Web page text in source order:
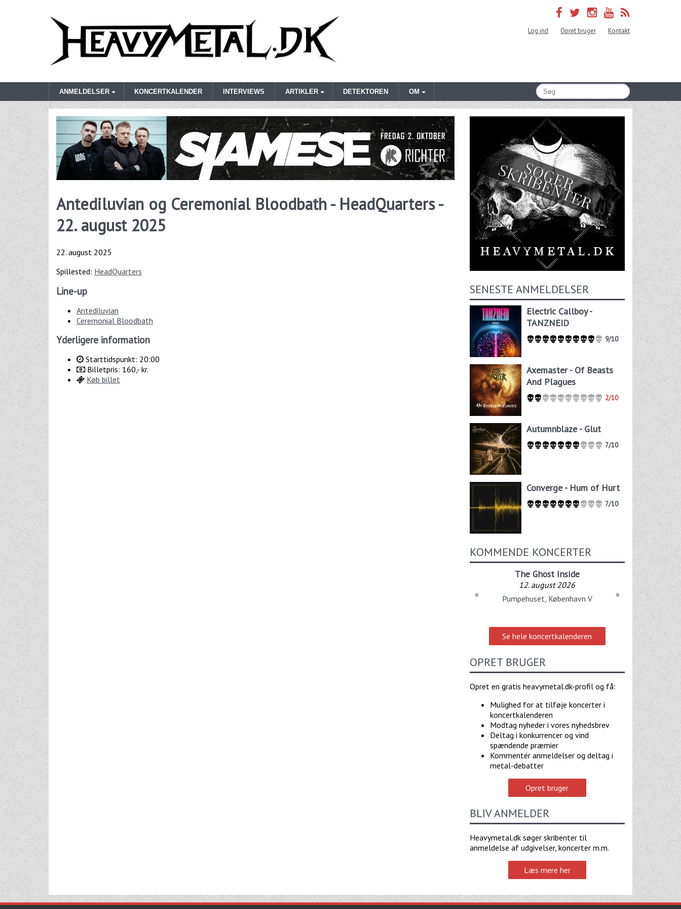
Log ind Opret bruger Kontakt
ANMELDELSER KONCERTKALENDER INTERVIEWS ARTIKLER DETEKTOREN OM
Antediluvian og Ceremonial Bloodbath - HeadQuarters -
22. august 2025
22. august 2025
Spillested: HeadQuarters
Line-up
Antediluvian
Ceremonial Bloodbath
Yderligere information
Starttidspunkt: 20:00
Billetpris: 160,- kr.
Køb billet
SENESTE ANMELDELSER
Electric Callboy -
TANZNEID
9/10
Axemaster - Of Beasts
And Plagues
2/10
Autumnblaze - Glut
7/10
Converge - Hum of Hurt
7/10
KOMMENDE KONCERTER
The Ghost Inside
12. august 2026
Pumpehuset, København V
« »
Se hele koncertkalenderen
OPRET BRUGER
Opret en gratis heavymetal.dk-profil og få:
Mulighed for at tilføje koncerter i
koncertkalenderen
Modtag nyheder i vores nyhedsbrev
Deltag i konkurrencer og vind
spændende præmier
Kommentér anmeldelser og deltag i
metal-debatter
Opret bruger
BLIV ANMELDER
Heavymetal.dk søger skribenter til
anmeldelse af udgivelser, koncerter m.m.
Læs mere her